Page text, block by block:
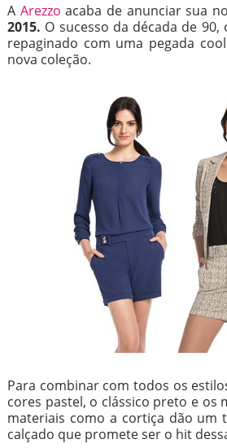
A Arezzo acaba de anunciar sua
2015. O sucesso da década de
repaginado com uma pegada
nova coleção.
Para combinar com todos os
cores pastel, o clássico preto e os
materiais como a cortiça dão um
calçado que promete ser o hit